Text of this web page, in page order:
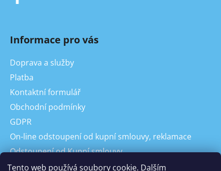
Tento web používá soubory cookie. Dalším
Informace pro vás
Doprava a služby
Platba
Kontaktní formulář
Obchodní podmínky
GDPR
On-line odstoupení od kupní smlouvy, reklamace
Odstoupení od Kupní smlouvy
Reklamace